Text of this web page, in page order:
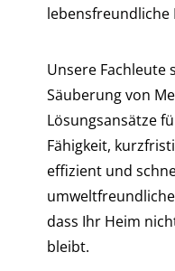
lebensfreundliche
Unsere Fachleute
Säuberung von
Lösungsansätze
Fähigkeit,
effizient und
dass Ihr Heim
bleibt.